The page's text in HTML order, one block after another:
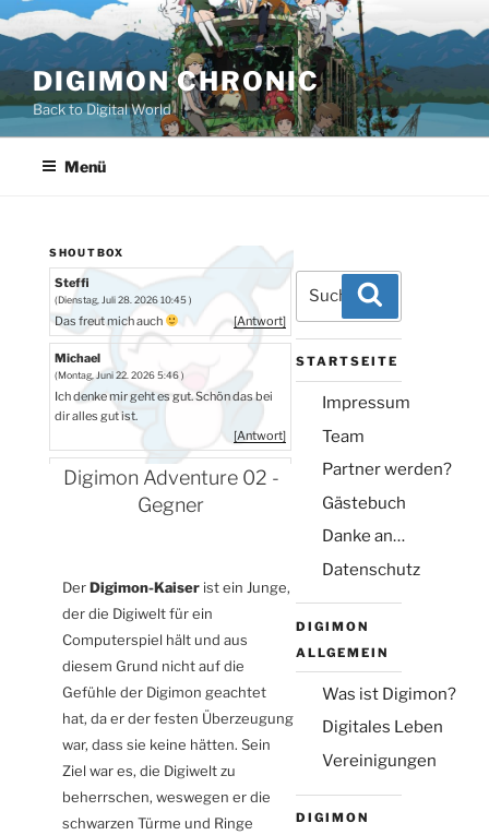
Zum
Inhalt
springen
DIGIMON CHRONIC
Back to Digital World
Menü
SHOUTBOX
Steffi
(Dienstag, Juli 28. 2026 10:45 )
Das freut mich auch [Antwort]
Michael
(Montag, Juni 22. 2026 5:46 )
Ich denke mir geht es gut. Schön das bei
dir alles gut ist.
[Antwort]
Steffi
(Montag, Juni 1. 2026 9:39 )
Hallo Leute, wie geht's euch so? Bei mir
Michael
Für Steffi - Danke für das Angebot, ich
hoffe bei dir gibt es nicht so ein Mist wie
bei mir.
[Antwort]
Steffi
(Montag, Okt. 13. 2025 21:48 )
einfach hier ab und zu
[Antwort]
Digimon Adventure 02 -
Gegner
DerDigimon-Kaiserist ein Junge,
der die Digiwelt für ein
Computerspiel hält und aus
diesem Grund nicht auf die
Gefühle der Digimon geachtet
hat, da er der festen Überzeugung
war, dass sie keine hätten. Sein
Ziel war es, die Digiwelt zu
beherrschen, weswegen er die
schwarzen Türme und Ringe
Suchen
nach:
STARTSEITE
Impressum
Team
Partner werden?
Gästebuch
Danke an…
Datenschutz
DIGIMON
ALLGEMEIN
Was ist Digimon?
Digitales Leben
Vereinigungen
DIGIMON